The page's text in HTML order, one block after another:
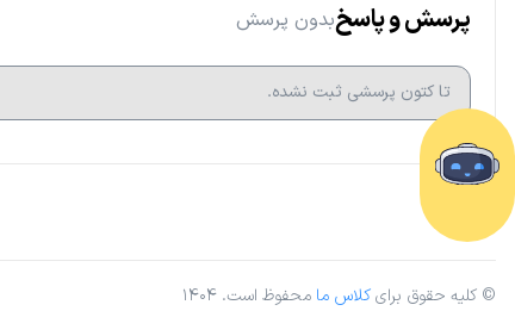
پرسش و پاسخبدون پرسش
تا کتون پرسشی ثبت نشده.
© کلیه حقوق برایکلاس ما محفوظ است. ۱۴۰۴